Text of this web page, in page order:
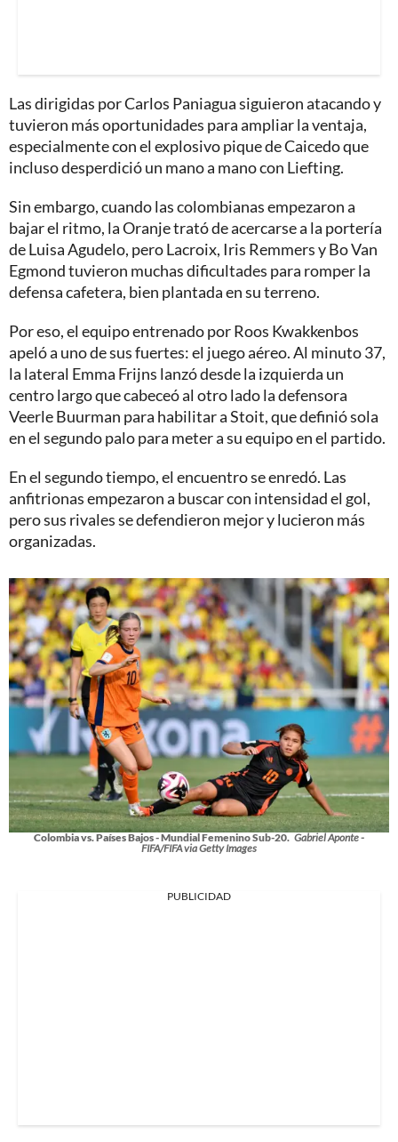
Las dirigidas por Carlos Paniagua siguieron atacando y
tuvieron más oportunidades para ampliar la ventaja,
especialmente con el explosivo pique de Caicedo que
incluso desperdició un mano a mano con Liefting.
Sin embargo, cuando las colombianas empezaron a
bajar el ritmo, la Oranje trató de acercarse a la portería
de Luisa Agudelo, pero Lacroix, Iris Remmers y Bo Van
Egmond tuvieron muchas dificultades para romper la
defensa cafetera, bien plantada en su terreno.
Por eso, el equipo entrenado por Roos Kwakkenbos
apeló a uno de sus fuertes: el juego aéreo. Al minuto 37,
la lateral Emma Frijns lanzó desde la izquierda un
centro largo que cabeceó al otro lado la defensora
Veerle Buurman para habilitar a Stoit, que definió sola
en el segundo palo para meter a su equipo en el partido.
En el segundo tiempo, el encuentro se enredó. Las
anfitrionas empezaron a buscar con intensidad el gol,
pero sus rivales se defendieron mejor y lucieron más
organizadas.
Colombia vs. Países Bajos - Mundial Femenino Sub-20. Gabriel Aponte -
FIFA/FIFA via Getty Images
PUBLICIDAD